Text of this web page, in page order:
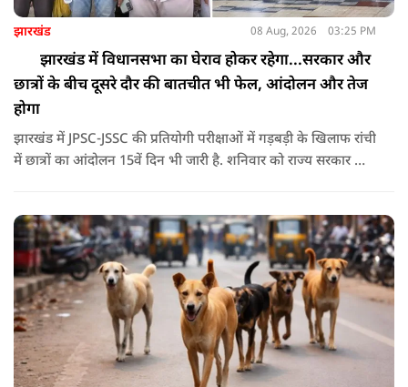
झारखंड 08 Aug, 2026 03:25 PM
झारखंड में विधानसभा का घेराव होकर रहेगा...सरकार और
छात्रों के बीच दूसरे दौर की बातचीत भी फेल, आंदोलन और तेज
होगा
झारखंड में JPSC-JSSC की प्रतियोगी परीक्षाओं में गड़बड़ी के खिलाफ रांची
में छात्रों का आंदोलन 15वें दिन भी जारी है. शनिवार को राज्य सरकार और